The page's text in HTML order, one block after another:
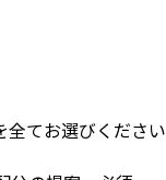
全てお選びください